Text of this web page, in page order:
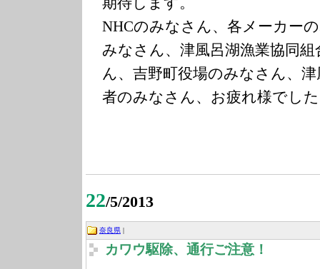
NHCのみなさん、各メーカー
みなさん、津風呂湖漁業協同
ん、吉野町役場のみなさん、
者のみなさん、お疲れ様でし
22/5/2013
奈良県
カワウ駆除、通行ご注意！